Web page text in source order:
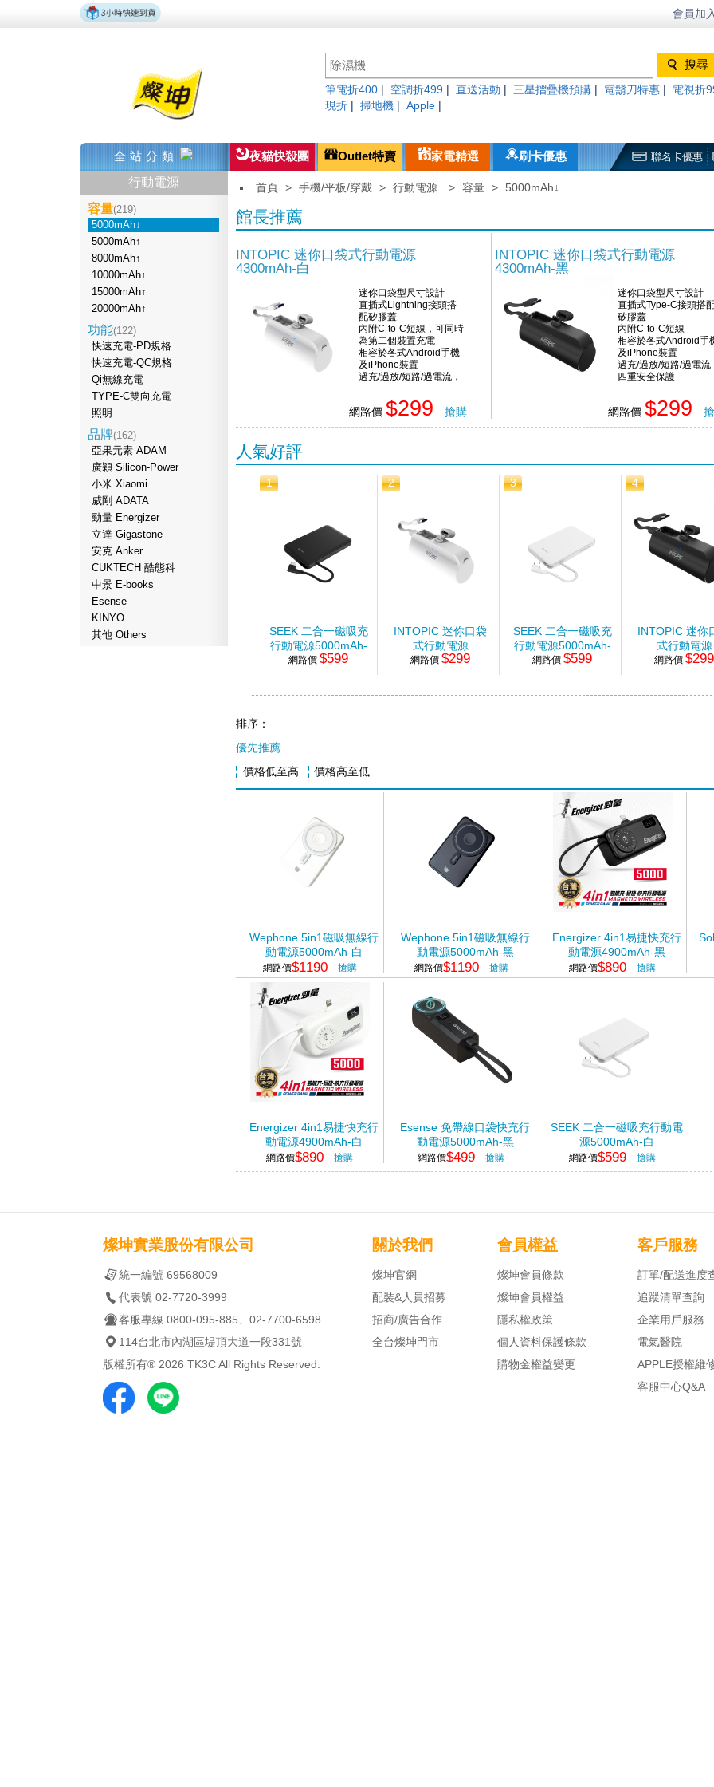
會員加
筆電折400 空調折499 直送活動 三星摺疊機預購 電鬍刀特惠
電視折
現折
掃地機 Apple
全站分類 夜貓快殺團 Outlet特賣 家電精選 刷卡優惠 聯名卡優惠
行動電源
容量(219)
5000mAh↓
5000mAh↑
8000mAh↑
10000mAh↑
15000mAh↑
20000mAh↑
功能(122)
快速充電-PD規格
快速充電-QC規格
Qi無線充電
TYPE-C雙向充電
照明
品牌(162)
亞果元素 ADAM
廣穎 Silicon-Power
小米 Xiaomi
威剛 ADATA
勁量 Energizer
立達 Gigastone
安克 Anker
CUKTECH 酷態科
中景 E-books
Esense
KINYO
其他 Others
首頁 > 手機/平板/穿戴 > 行動電源 > 容量 > 5000mAh↓
館長推薦
INTOPIC 迷你口袋式行動電源
4300mAh-白
迷你口袋型尺寸設計
直插式Lightning接頭搭
配矽膠蓋
內附C-to-C短線，可同時
為第二個裝置充電
相容於各式Android手機
及iPhone裝置
過充/過放/短路/過電流，
網路價 $299 搶購
INTOPIC 迷你口袋式行動電源
4300mAh-黑
迷你口袋型尺寸設計
直插式Type-C接頭搭
矽膠蓋
內附C-to-C短線
相容於各式Android手
及iPhone裝置
過充/過放/短路/過電流
四重安全保護
網路價 $299
人氣好評
1
SEEK 二合一磁吸充
行動電源5000mAh-
黑
網路價$599
2
INTOPIC 迷你口袋
式行動電源
4300mAh-白
網路價$299
3
SEEK 二合一磁吸充
行動電源5000mAh-
白
網路價$599
4
INTOPIC 迷你
式行動電源
4300mAh-
網路價$299
排序：
優先推薦
價格低至高
價格高至低
Wephone 5in1磁吸無線行
動電源5000mAh-白
網路價$1190 搶購
Wephone 5in1磁吸無線行
動電源5000mAh-黑
網路價$1190 搶購
Energizer 4in1易捷快充行
動電源4900mAh-黑
網路價$890 搶購
Energizer 4in1易捷快充行
動電源4900mAh-白
網路價$890 搶購
Esense 免帶線口袋快充行
動電源5000mAh-黑
網路價$499 搶購
SEEK 二合一磁吸充行動電
源5000mAh-白
網路價$599 搶購